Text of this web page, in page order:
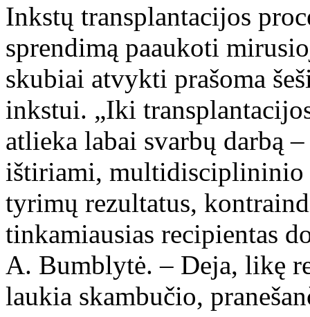
Inkstų transplantacijos
sprendimą paaukoti
skubiai atvykti prašoma
inkstui. „Iki
atlieka labai svarbų darbą
ištiriami, multidisciplininio
tyrimų rezultatus,
tinkamiausias recipientas
A. Bumblytė. – Deja, likę
laukia skambučio,